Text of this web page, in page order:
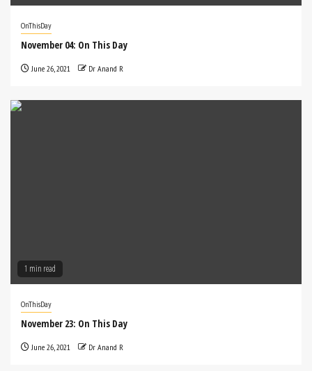
OnThisDay
November 04: On This Day
June 26, 2021 Dr Anand R
1 min read
OnThisDay
November 23: On This Day
June 26, 2021 Dr Anand R